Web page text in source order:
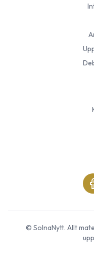
© SolnaNytt. Allt